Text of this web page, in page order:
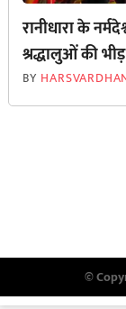
रानीधारा के
श्रद्धालुओं की भीड़
BY
©